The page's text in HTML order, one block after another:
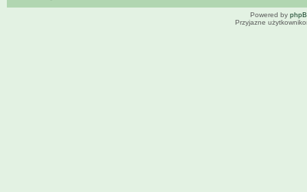
Powered by
Przyjazne